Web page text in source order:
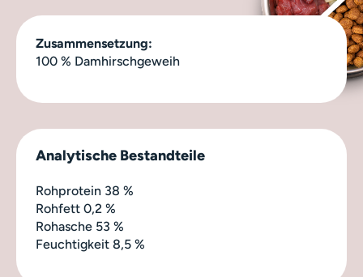
Zusammensetzung:
100 % Damhirschgeweih
Analytische Bestandteile
Rohprotein 38 %
Rohfett 0,2 %
Rohasche 53 %
Feuchtigkeit 8,5 %